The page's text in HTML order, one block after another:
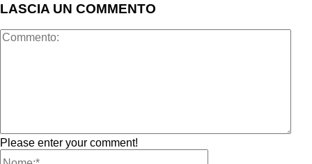
LASCIA UN COMMENTO
Please enter your comment!